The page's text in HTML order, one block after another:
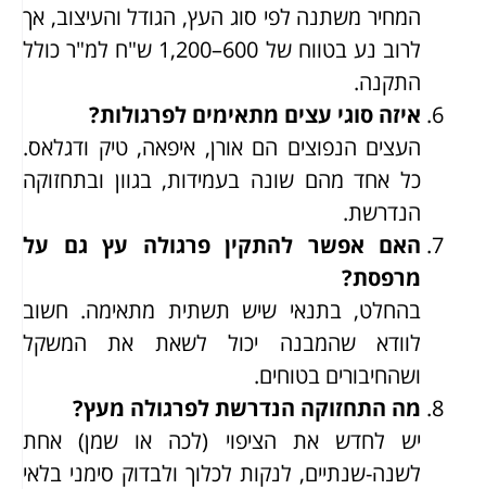
המחיר משתנה לפי סוג העץ, הגודל והעיצוב, אך
לרוב נע בטווח של 600–1,200 ש"ח למ"ר כולל
התקנה.
איזה סוגי עצים מתאימים לפרגולות?
העצים הנפוצים הם אורן, איפאה, טיק ודגלאס.
כל אחד מהם שונה בעמידות, בגוון ובתחזוקה
הנדרשת.
האם אפשר להתקין פרגולה עץ גם על
מרפסת?
בהחלט, בתנאי שיש תשתית מתאימה. חשוב
לוודא שהמבנה יכול לשאת את המשקל
ושהחיבורים בטוחים.
מה התחזוקה הנדרשת לפרגולה מעץ?
יש לחדש את הציפוי (לכה או שמן) אחת
לשנה-שנתיים, לנקות לכלוך ולבדוק סימני בלאי